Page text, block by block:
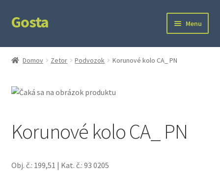
Preskočiť
na
Preskočiť
na
Gosta Menu
Domov
Domov Zetor Podvozok Korunové kolo CA_ PN
Korunové kolo CA_ PN
Obj. č.: 199,51 | Kat. č.: 93 0205